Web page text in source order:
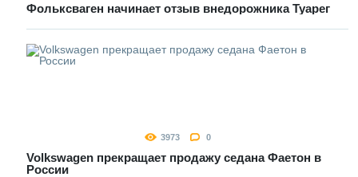
Фольксваген начинает отзыв внедорожника Туарег
3973 0
Volkswagen прекращает продажу седана Фаетон в
России